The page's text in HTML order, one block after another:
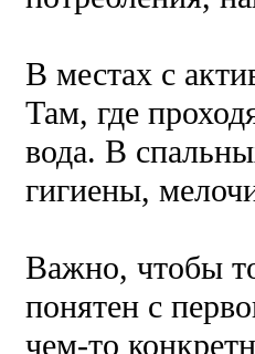
В местах с
Там, где
вода. В
гигиены,
Важно, чтобы
понятен с
чем-то